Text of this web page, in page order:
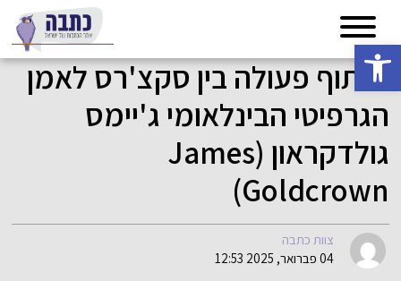
פתח סרגל נגישות
שיתוף פעולה בין סקצ'רס לאמן
הגרפיטי הבינלאומי ג'יימס
גולדקראון (James
Goldcrown)
צוות כתבה
04 פברואר, 2025 12:53